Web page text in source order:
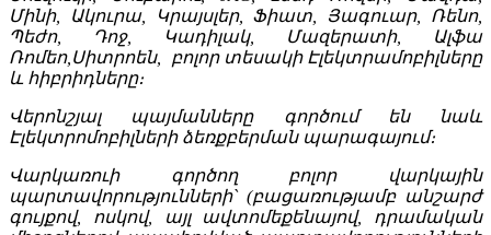
Մինի, Ակուրա, Կրայսլեր, Ֆիատ, Յագուար, Ռենո,
Պեժո, Դոջ, Կադիլակ, Մազերատի, Ալֆա
Ռոմեո,Սիտրոեն, բոլոր տեսակի Էլեկտրամոբիլները
և հիբրիդները։
Վերոնշյալ պայմանները գործում են նաև
Էլեկտրոմոբիլների ձեռքբերման պարագայում։
Վարկառուի գործող բոլոր վարկային
պարտավորությունների` (բացառությամբ անշարժ
գույքով, ոսկով, այլ ավտոմեքենայով, դրամական